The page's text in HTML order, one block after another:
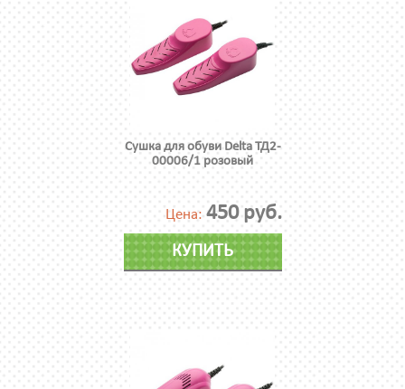
Сушка для обуви Delta ТД2-
00006/1 розовый
Цена: 450 руб.
КУПИТЬ